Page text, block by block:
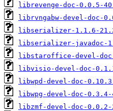
librevenge-doc-0.0.5-
librvngabw-devel-doc-
libserializer-1.1.6-
libserializer-javadoc-
libstaroffice-devel-
libvisio-devel-doc-
libwpd-devel-doc-
libwpg-devel-doc-0.3.4-
libzmf-devel-doc-0.0.2-